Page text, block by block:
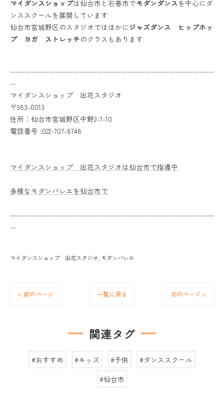
マイダンスショップは仙台市と石巻市でモダンダンスを中心にダ
ンススクールを展開しています
仙台市宮城野区のスタジオではほかに ジャズダンス ヒップホッ
プ ヨガ ストレッチのクラスもあります
--------------------------------------------------------------------
--
マイダンスショップ 出花スタジオ
〒983-0013
住所：仙台市宮城野区中野2-7-10
電話番号 :022-707-8748
マイダンスショップ 出花スタジオは仙台市で指導中
多様なモダンバレエを仙台市で
--------------------------------------------------------------------
--
マイダンスショップ 出花スタジオ モダンバレエ
< 前のページ 一覧に戻る 次のページ >
関連タグ
#おすすめ #キッズ #子供
#ダンススクール
#仙台市